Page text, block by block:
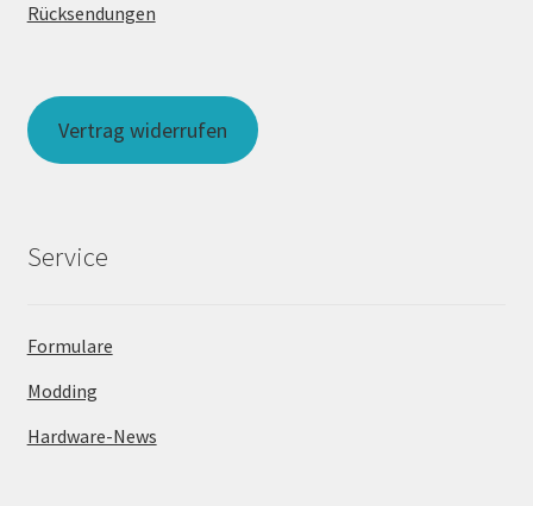
Rücksendungen
Vertrag widerrufen
Service
Formulare
Modding
Hardware-News